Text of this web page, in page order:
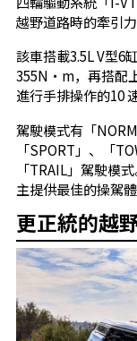
越野道路時的牽引
該車搭載3.5L V型6
355N・m，再搭配
進行手排操作的10
駕駛模式有「
「SPORT」、「
「TRAIL」駕駛模
主提供最佳的操駕體
更正統的越